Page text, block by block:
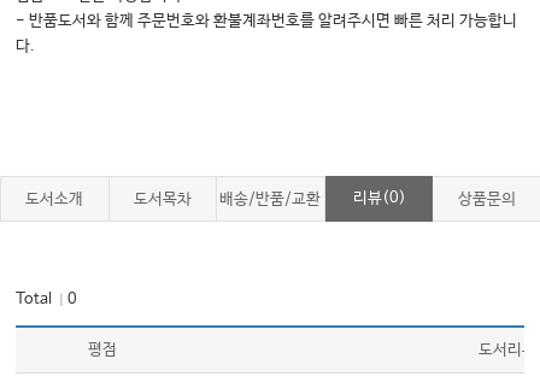
VII. 구강악안면 양성병소
XII. 구순구개열
XIV. 구강악안면 미용수술
Chapter 9-2 치과마취학(Dental Anesthesiology)
1. 치과마취학이란?
- 반품도서와 함께 주문번호와 환불계좌번호를 알려주시면 빠른 처리 가능합니
다.
도서소개 도서목차 배송/반품/교환 리뷰(0) 상품문의
Total ｜0
평점 도서리뷰